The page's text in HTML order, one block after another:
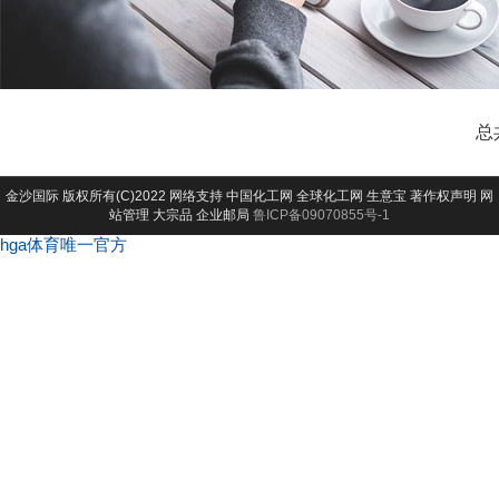
总
金沙国际 版权所有(C)2022 网络支持 中国化工网 全球化工网 生意宝 著作权声明 网
站管理 大宗品 企业邮局 鲁ICP备09070855号-1
hga体育唯一官方